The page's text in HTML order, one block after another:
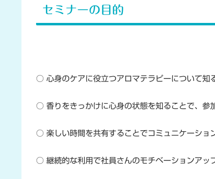
セミナーの目的
○ 心身のケアに役立つアロマテラピーについて知
○ 香りをきっかけに心身の状態を知ることで、参
○ 楽しい時間を共有することでコミュニケーショ
○ 継続的な利用で社員さんのモチベーションアッ